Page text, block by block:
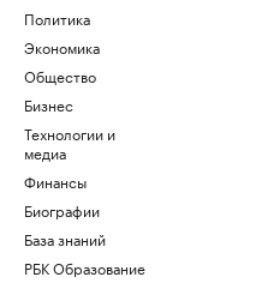
Политика
Экономика
Общество
Бизнес
Технологии и
медиа
Финансы
Биографии
База знаний
РБК Образование